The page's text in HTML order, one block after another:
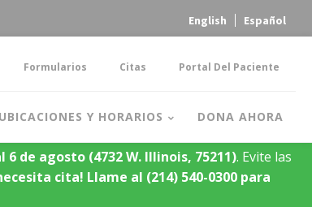
English Español
Formularios Citas Portal Del Paciente
UBICACIONES Y HORARIOS DONA AHORA
6 de agosto (4732 W. Illinois, 75211). Evite las
cita! Llame al (214) 540-0300 para